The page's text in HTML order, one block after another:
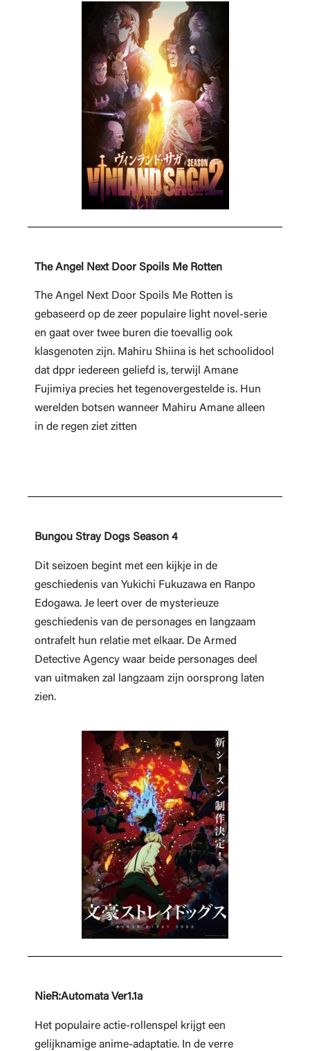
The Angel Next Door Spoils Me Rotten
The Angel Next Door Spoils Me Rotten is
gebaseerd op de zeer populaire light novel-serie
en gaat over twee buren die toevallig ook
klasgenoten zijn. Mahiru Shiina is het schoolidool
dat dppr iedereen geliefd is, terwijl Amane
Fujimiya precies het tegenovergestelde is. Hun
werelden botsen wanneer Mahiru Amane alleen
in de regen ziet zitten
Bungou Stray Dogs Season 4
Dit seizoen begint met een kijkje in de
geschiedenis van Yukichi Fukuzawa en Ranpo
Edogawa. Je leert over de mysterieuze
geschiedenis van de personages en langzaam
ontrafelt hun relatie met elkaar. De Armed
Detective Agency waar beide personages deel
van uitmaken zal langzaam zijn oorsprong laten
zien.
NieR:Automata Ver1.1a
Het populaire actie-rollenspel krijgt een
gelijknamige anime-adaptatie. In de verre